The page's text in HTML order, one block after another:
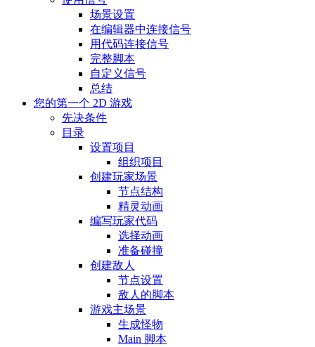
场景设置
在编辑器中连接信号
用代码连接信号
完整脚本
自定义信号
总结
您的第一个 2D 游戏
先决条件
目录
设置项目
组织项目
创建玩家场景
节点结构
精灵动画
编写玩家代码
选择动画
准备碰撞
创建敌人
节点设置
敌人的脚本
游戏主场景
生成怪物
Main 脚本